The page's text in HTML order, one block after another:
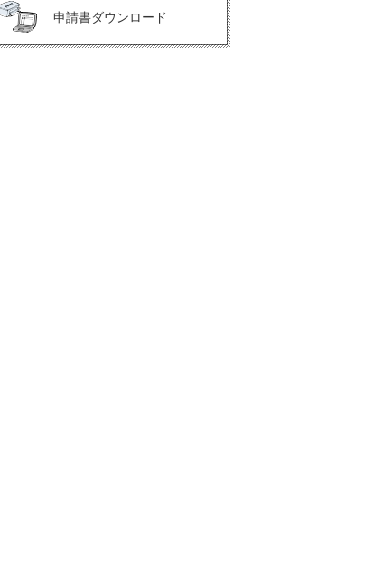
申請書ダウンロード